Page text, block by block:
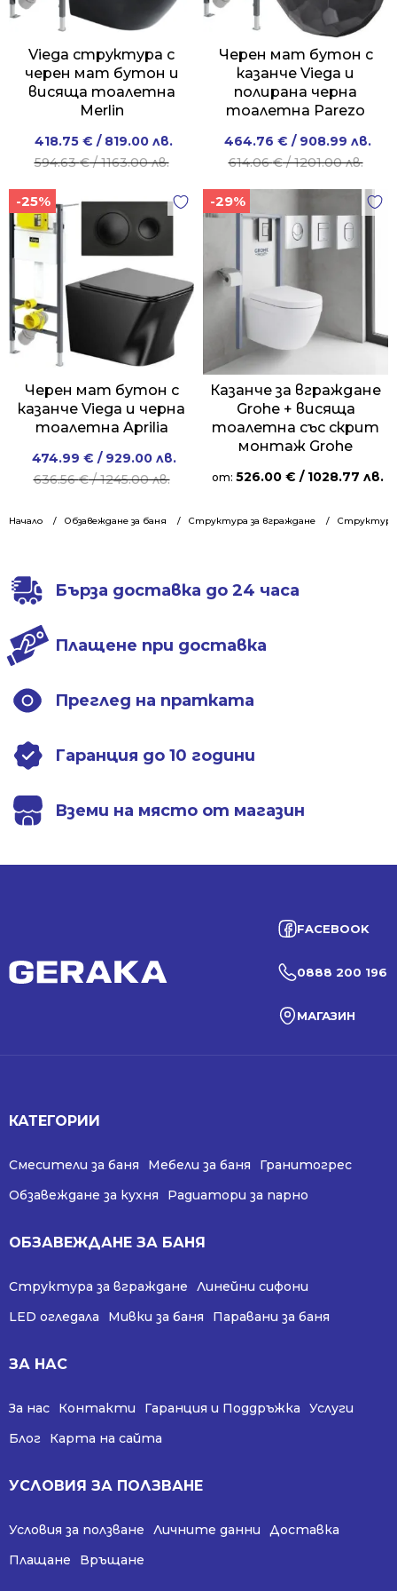
Начало Обзавеждане за баня Структура за вграждане Структури
Viega структура с
черен мат бутон и
висяща тоалетна
Merlin
594.63€/ 1163.00 лв.
Original
price
594.63 €
/
1163.00 лв..
418.75 € / 819.00 лв.
Current
price
418.75 €
/
819.00 лв..
Черен мат бутон с
казанче Viega и
полирана черна
тоалетна Parezo
614.06€/ 1201.00 лв.
Original
price
/
1201.00 лв..
464.76 € / 908.99 лв.
Current
price
/
908.99 лв..
-25%
Черен мат бутон с
казанче Viega и черна
тоалетна Aprilia
636.56€/ 1245.00 лв.
Original
price
636.56 €
474.99 € / 929.00 лв.
Current
price
474.99 €
-29%
Казанче за вграждане
Grohe + висяща
тоалетна със скрит
монтаж Grohe
от: 526.00 € / 1028.77 лв.
Бърза доставка до 24 часа
Плащене при доставка
Преглед на пратката
Гаранция до 10 години
Вземи на място от магазин
FACEBOOK
0888 200 196
МАГАЗИН
КАТЕГОРИИ
Смесители за баня Мебели за баня
Гранитогрес
Обзавеждане за кухня
Радиатори за парно
ОБЗАВЕЖДАНЕ ЗА БАНЯ
Структура за вграждане
Линейни сифони
LED огледала
Мивки за баня Паравани за баня
ЗА НАС
За нас Контакти Гаранция и Поддръжка
Услуги
Блог
Карта на сайта
УСЛОВИЯ ЗА ПОЛЗВАНЕ
Условия за ползване Личните данни
Доставка
Плащане
Връщане